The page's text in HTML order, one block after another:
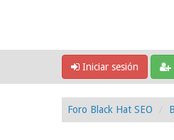
Iniciar sesión
Foro Black Hat SEO